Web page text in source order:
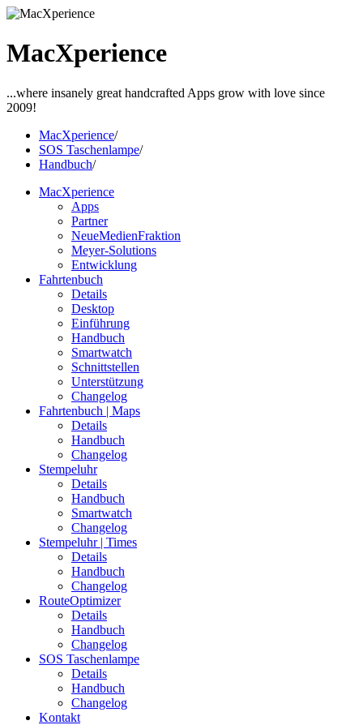
MacXperience
...where insanely great handcrafted Apps grow with love since
2009!
MacXperience/
SOS Taschenlampe/
Handbuch/
MacXperience
Apps
Partner
NeueMedienFraktion
Meyer-Solutions
Entwicklung
Fahrtenbuch
Details
Desktop
Einführung
Handbuch
Smartwatch
Schnittstellen
Unterstützung
Changelog
Fahrtenbuch | Maps
Details
Handbuch
Changelog
Stempeluhr
Details
Handbuch
Smartwatch
Changelog
Stempeluhr | Times
Details
Handbuch
Changelog
RouteOptimizer
Details
Handbuch
Changelog
SOS Taschenlampe
Details
Handbuch
Changelog
Kontakt